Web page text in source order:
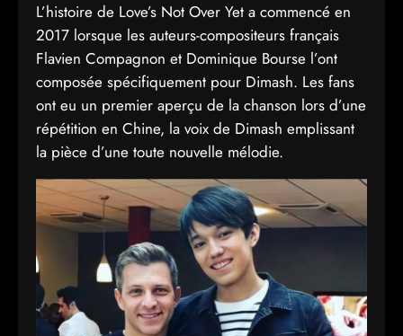
L’histoire de Love’s Not Over Yet a commencé en
2017 lorsque les auteurs-compositeurs français
Flavien Compagnon et Dominique Bourse l’ont
composée spécifiquement pour Dimash. Les fans
ont eu un premier aperçu de la chanson lors d’une
répétition en Chine, la voix de Dimash emplissant
la pièce d’une toute nouvelle mélodie.